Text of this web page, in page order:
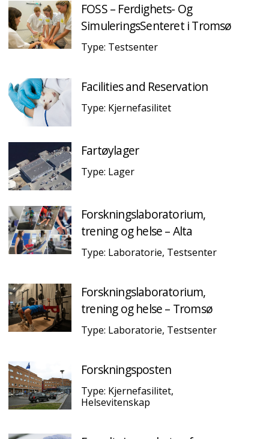
FOSS – Ferdighets- Og
SimuleringsSenteret i Tromsø
Type: Testsenter
Facilities and Reservation
Type: Kjernefasilitet
Fartøylager
Type: Lager
Forskningslaboratorium,
trening og helse – Alta
Type: Laboratorie, Testsenter
Forskningslaboratorium,
trening og helse – Tromsø
Type: Laboratorie, Testsenter
Forskningsposten
Type: Kjernefasilitet,
Helsevitenskap